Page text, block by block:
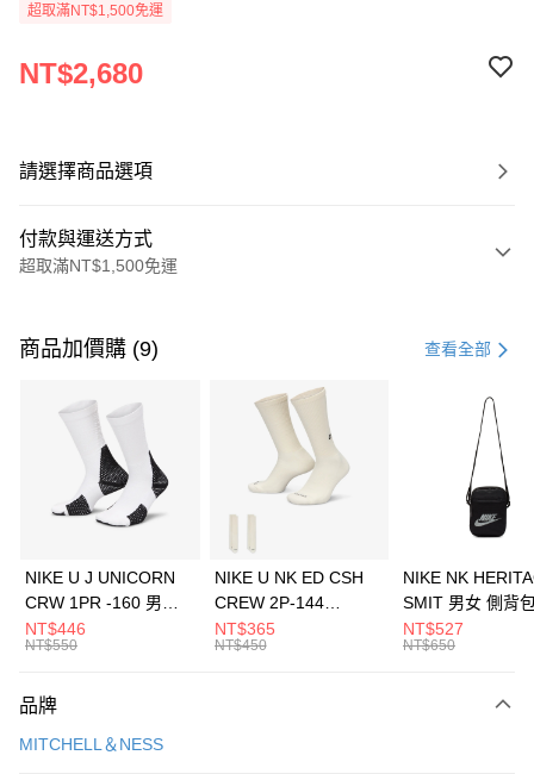
超取滿NT$1,500免運
NT$2,680
請選擇商品選項
付款與運送方式
超取滿NT$1,500免運
信用卡一次付款
3 期 0 利率 每期 21家銀行
合作金庫商業銀行
第一商業銀行
華南商業銀行
彰化商業銀行
上海商業儲蓄銀行
元大商業銀行
台灣樂天信用卡公司
Apple Pay
全盈+PAY
AFTEE先享後付
【關於「AFTEE先享後付」】
便利好安心！
運送方式
商品加價購 (9) 查看全部
NIKE U J UNICORN
CRW 1PR -160 男女
中統襪 FZ3393100
NT$446
NT$550
NIKE U NK ED CSH
CREW 2P-144
EMBRDY 男女 短統襪
FZ3073133
NT$365
NT$450
NIKE NK
SMIT 男女 側背
BA5871010
NT$527
NT$650
品牌
MITCHELL＆NESS